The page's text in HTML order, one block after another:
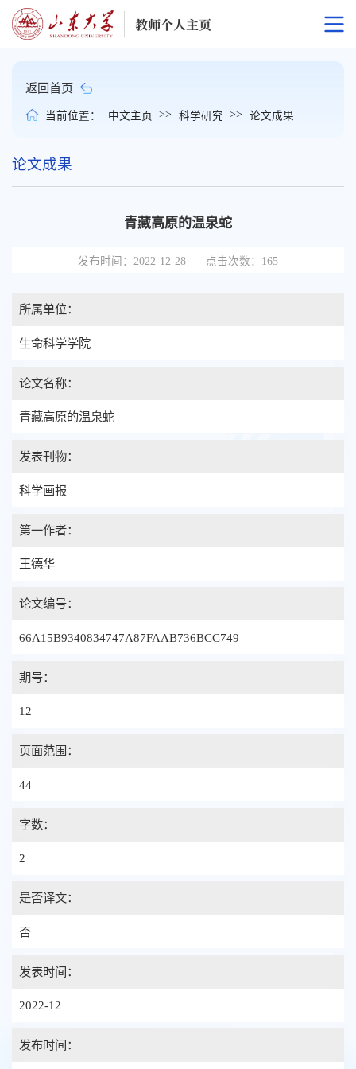
当前位置： 中文主页 >> 科学研究 >> 论文成果
返回首页
论文成果
青藏高原的温泉蛇
发布时间：2022-12-28 点击次数： 165
所属单位：
生命科学学院
论文名称：
青藏高原的温泉蛇
发表刊物：
科学画报
第一作者：
王德华
论文编号：
66A15B9340834747A87FAAB736BCC749
期号：
12
页面范围：
44
字数：
2
是否译文：
否
发表时间：
2022-12
发布时间：